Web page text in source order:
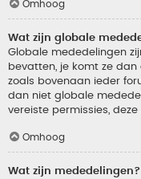
Omhoog
Wat zijn globale
Globale mededelingen
bevatten, je komt ze
zoals bovenaan ieder
dan niet globale
vereiste permissies,
Omhoog
Wat zijn mededelingen?